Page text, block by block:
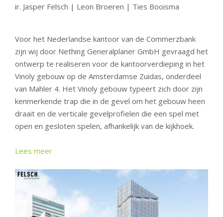
ir. Jasper Felsch | Leon Broeren | Ties Booisma
Voor het Nederlandse kantoor van de Commerzbank
zijn wij door Nething Generalplaner GmbH gevraagd het
ontwerp te realiseren voor de kantoorverdieping in het
Vinoly gebouw op de Amsterdamse Zuidas, onderdeel
van Mahler 4. Het Vinoly gebouw typeert zich door zijn
kenmerkende trap die in de gevel om het gebouw heen
draait en de verticale gevelprofielen die een spel met
open en gesloten spelen, afhankelijk van de kijkhoek.
Lees meer